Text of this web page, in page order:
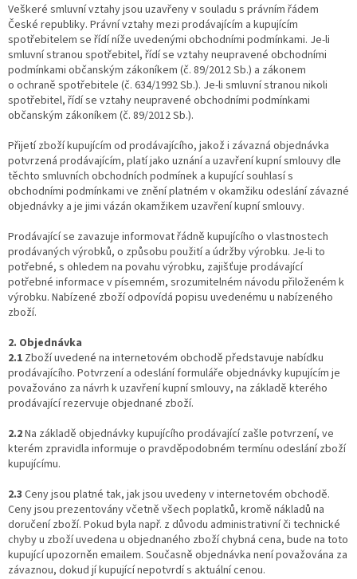
Veškeré smluvní vztahy jsou uzavřeny v souladu s právním řádem
České republiky. Právní vztahy mezi prodávajícím a kupujícím
spotřebitelem se řídí níže uvedenými obchodními podmínkami. Je-li
smluvní stranou spotřebitel, řídí se vztahy neupravené obchodními
podmínkami občanským zákoníkem (č. 89/2012 Sb.) a zákonem
o ochraně spotřebitele (č. 634/1992 Sb.). Je-li smluvní stranou nikoli
spotřebitel, řídí se vztahy neupravené obchodními podmínkami
občanským zákoníkem (č. 89/2012 Sb.).
Přijetí zboží kupujícím od prodávajícího, jakož i závazná objednávka
potvrzená prodávajícím, platí jako uznání a uzavření kupní smlouvy dle
těchto smluvních obchodních podmínek a kupující souhlasí s
obchodními podmínkami ve znění platném v okamžiku odeslání závazné
objednávky a je jimi vázán okamžikem uzavření kupní smlouvy.
Prodávající se zavazuje informovat řádně kupujícího o vlastnostech
prodávaných výrobků, o způsobu použití a údržby výrobku. Je-li to
potřebné, s ohledem na povahu výrobku, zajišťuje prodávající
potřebné informace v písemném, srozumitelném návodu přiloženém k
výrobku. Nabízené zboží odpovídá popisu uvedenému u nabízeného
zboží.
2. Objednávka
2.1 Zboží uvedené na internetovém obchodě představuje nabídku
prodávajícího. Potvrzení a odeslání formuláře objednávky kupujícím je
považováno za návrh k uzavření kupní smlouvy, na základě kterého
prodávající rezervuje objednané zboží.
2.2Na základě objednávky kupujícího prodávající zašle potvrzení, ve
kterém zpravidla informuje o pravděpodobném termínu odeslání zboží
kupujícímu.
2.3 Ceny jsou platné tak, jak jsou uvedeny v internetovém obchodě.
Ceny jsou prezentovány včetně všech poplatků, kromě nákladů na
doručení zboží. Pokud byla např. z důvodu administrativní či technické
chyby u zboží uvedena u objednaného zboží chybná cena, bude na toto
kupující upozorněn emailem. Současně objednávka není považována za
závaznou, dokud jí kupující nepotvrdí s aktuální cenou.